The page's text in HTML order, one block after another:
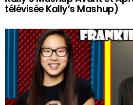
télévisée Kally’s Mashup)